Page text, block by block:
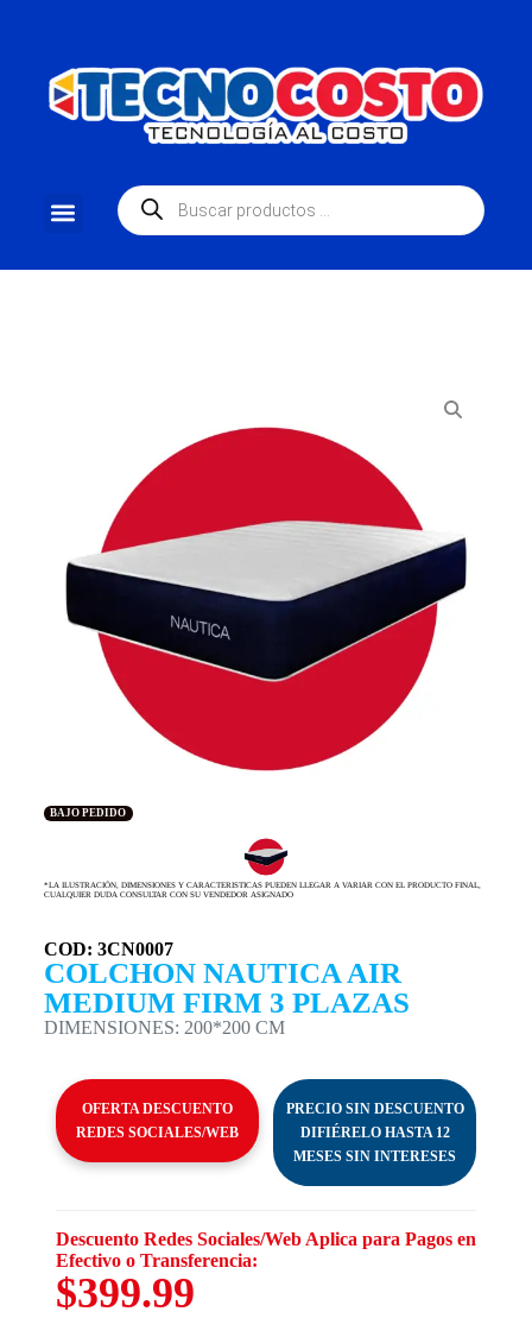
BAJO PEDIDO
*LA ILUSTRACIÓN, DIMENSIONES Y CARACTERISTICAS PUEDEN LLEGAR A VARIAR CON EL PRODUCTO FINAL,
CUALQUIER DUDA CONSULTAR CON SU VENDEDOR ASIGNADO
COD: 3CN0007
COLCHON NAUTICA AIR
MEDIUM FIRM 3 PLAZAS
DIMENSIONES: 200*200 CM
OFERTA DESCUENTO
REDES SOCIALES/WEB
PRECIO SIN DESCUENTO
DIFIÉRELO HASTA 12
MESES SIN INTERESES
Descuento Redes Sociales/Web Aplica para Pagos en
Efectivo o Transferencia:
$399.99